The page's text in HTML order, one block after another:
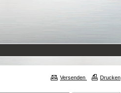
Versenden Drucken